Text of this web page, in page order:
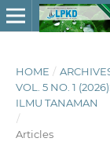
HOME /
VOL. 5 NO. 1
ILMU TANAMAN
/
Articles